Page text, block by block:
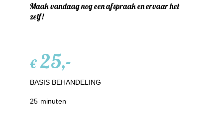
Maak vandaag nog een afspraak en ervaar het
zelf!
€25,-
BASIS BEHANDELING
25 minuten